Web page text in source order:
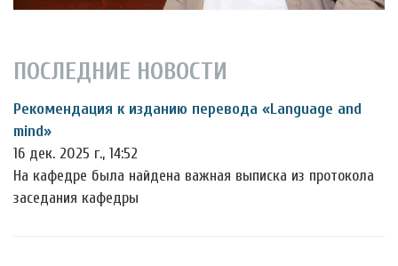
ПОСЛЕДНИЕ НОВОСТИ
Рекомендация к изданию перевода «Language and
mind»
16 дек. 2025 г., 14:52
На кафедре была найдена важная выписка из протокола
заседания кафедры